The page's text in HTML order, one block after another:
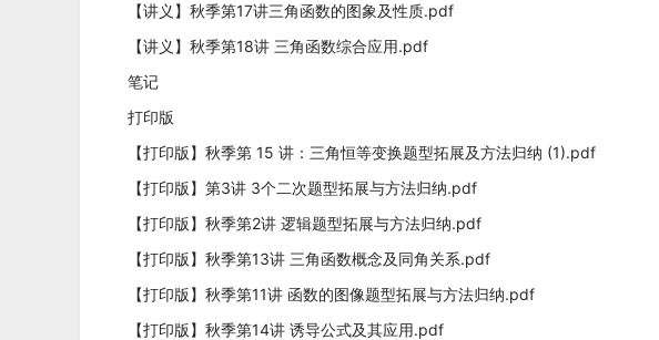
【讲义】秋季第17讲三角函数的图象及性质.pdf
【讲义】秋季第18讲 三角函数综合应用.pdf
笔记
打印版
【打印版】秋季第 15 讲：三角恒等变换题型拓展及方法归纳 (1).pdf
【打印版】第3讲 3个二次题型拓展与方法归纳.pdf
【打印版】秋季第2讲 逻辑题型拓展与方法归纳.pdf
【打印版】秋季第13讲 三角函数概念及同角关系.pdf
【打印版】秋季第11讲 函数的图像题型拓展与方法归纳.pdf
【打印版】秋季第14讲 诱导公式及其应用.pdf